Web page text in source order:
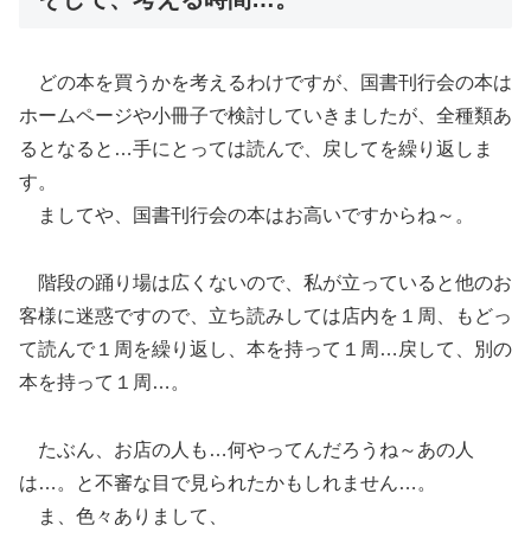
どの本を買うかを考えるわけですが、国書刊行会の本は
ホームページや小冊子で検討していきましたが、全種類あ
るとなると…手にとっては読んで、戻してを繰り返しま
す。
ましてや、国書刊行会の本はお高いですからね～。
階段の踊り場は広くないので、私が立っていると他のお
客様に迷惑ですので、立ち読みしては店内を１周、もどっ
て読んで１周を繰り返し、本を持って１周…戻して、別の
本を持って１周…。
たぶん、お店の人も…何やってんだろうね～あの人
は…。と不審な目で見られたかもしれません…。
ま、色々ありまして、